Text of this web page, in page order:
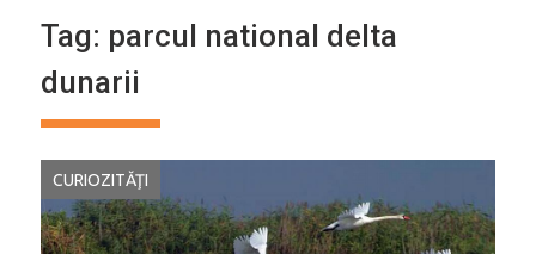
Tag: parcul national delta
dunarii
CURIOZITĂŢI